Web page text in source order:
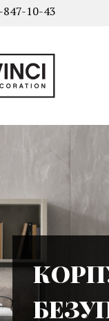
847-10-43